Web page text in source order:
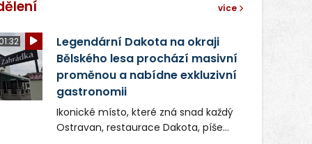
více
Legendární Dakota na okraji
Bělského lesa prochází masivní
proměnou a nabídne exkluzivní
gastronomii
Ikonické místo, které zná snad každý
Ostravan, restaurace Dakota, píše